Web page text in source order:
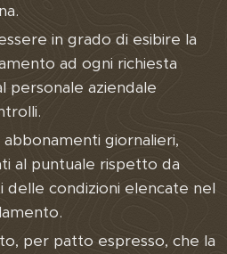
in grado di esibire la
ad ogni richiesta
personale aziendale
abbonamenti giornalieri,
al puntuale rispetto da
delle condizioni elencate nel
per patto espresso, che la